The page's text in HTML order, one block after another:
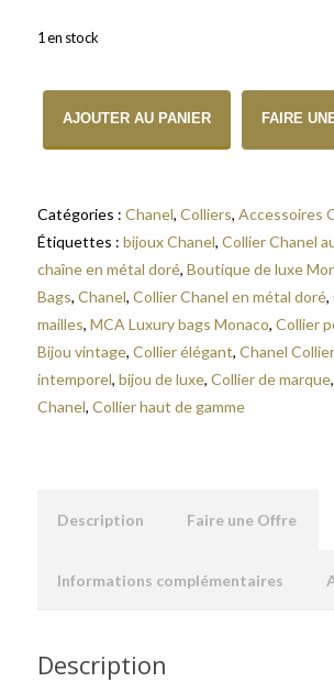
1 en stock
AJOUTER AU PANIER FAIRE
Catégories : Chanel, Colliers, Accessoires
Étiquettes : bijoux Chanel, Collier Chanel
chaîne en métal doré, Boutique de luxe
Bags, Chanel, Collier Chanel en métal doré,
mailles, MCA Luxury bags Monaco, Collier
Bijou vintage, Collier élégant, Chanel Collier
intemporel, bijou de luxe, Collier de marque,
Chanel, Collier haut de gamme
Description Faire une Offre
Informations complémentaires
Description